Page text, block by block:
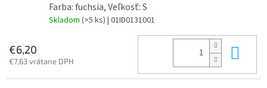
Farba: fuchsia, Veľkosť: S
Skladom (>5 ks) | 01ID0131001
€6,20
€7,63 vrátane DPH